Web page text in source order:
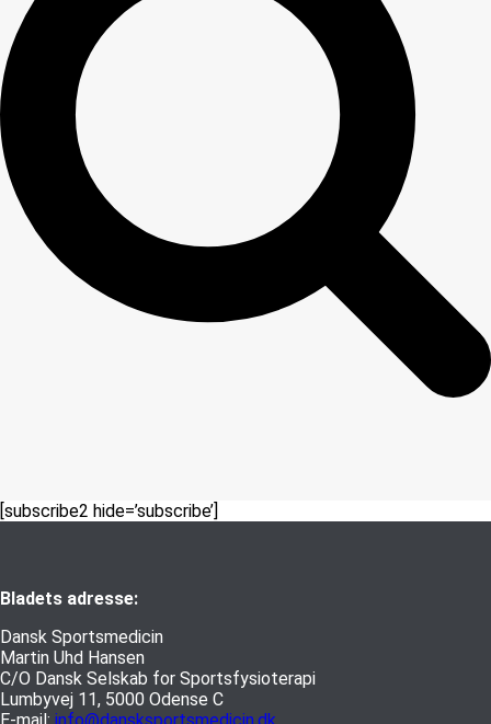
[subscribe2 hide=’subscribe’]
Bladets adresse:
Dansk Sportsmedicin
Martin Uhd Hansen
C/O Dansk Selskab for Sportsfysioterapi
Lumbyvej 11, 5000 Odense C